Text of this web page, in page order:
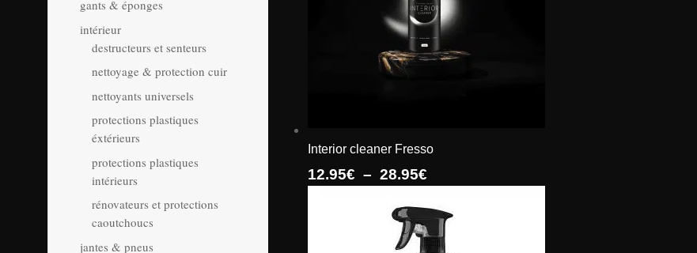
gants & éponges
intérieur
destructeurs et senteurs
nettoyage & protection cuir
nettoyants universels
protections plastiques
éxtérieurs
protections plastiques
intérieurs
rénovateurs et protections
caoutchoucs
jantes & pneus
Interior cleaner Fresso
12.95€ – 28.95€
prix :
12.95€